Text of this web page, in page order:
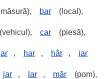
bar (local),
(vehicul), car (piesă),
, har , hâr , iar
jar , lar , măr (pom),